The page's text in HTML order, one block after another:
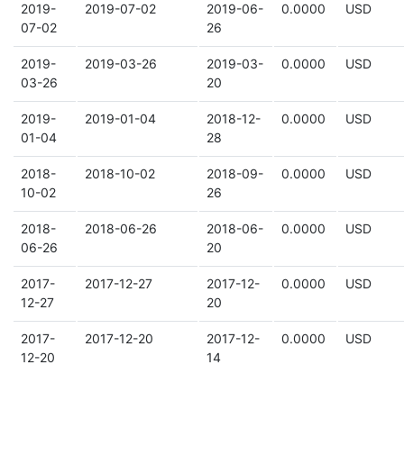
2019-
07-02
2019-07-02
2019-06-
26
0.0000 USD
2019-
03-26
2019-03-26
2019-03-
20
0.0000 USD
2019-
01-04
2019-01-04
2018-12-
28
0.0000 USD
2018-
10-02
2018-10-02
2018-09-
26
0.0000 USD
2018-
06-26
2018-06-26
2018-06-
20
0.0000 USD
2017-
12-27
2017-12-27
2017-12-
20
0.0000 USD
2017-
12-20
2017-12-20
2017-12-
14
0.0000 USD